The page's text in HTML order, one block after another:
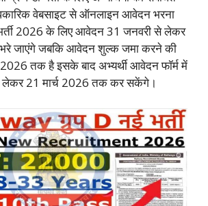
वेबसाइट से ऑनलाइन आवेदन भरना
2026 के लिए आवेदन 31 जनवरी से लेकर
जाएंगे जबकि आवेदन शुल्क जमा करने की
2026 तक है इसके बाद अभ्यर्थी आवेदन फॉर्म में
लेकर 21 मार्च 2026 तक कर सकेंगे।